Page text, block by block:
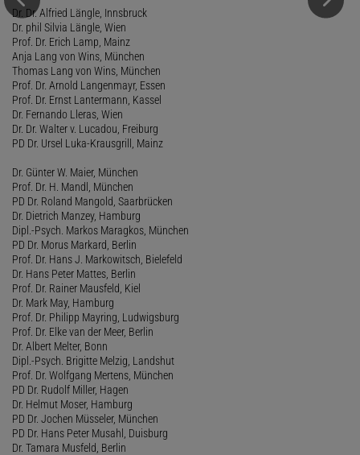
Dr. Dr. Alfried Längle, Innsbruck
Dr. phil Silvia Längle, Wien
Prof. Dr. Erich Lamp, Mainz
Anja Lang von Wins, München
Thomas Lang von Wins, München
Prof. Dr. Arnold Langenmayr, Essen
Prof. Dr. Ernst Lantermann, Kassel
Dr. Fernando Lleras, Wien
Dr. Dr. Walter v. Lucadou, Freiburg
PD Dr. Ursel Luka-Krausgrill, Mainz
Dr. Günter W. Maier, München
Prof. Dr. H. Mandl, München
PD Dr. Roland Mangold, Saarbrücken
Dr. Dietrich Manzey, Hamburg
Dipl.-Psych. Markos Maragkos, München
PD Dr. Morus Markard, Berlin
Prof. Dr. Hans J. Markowitsch, Bielefeld
Dr. Hans Peter Mattes, Berlin
Prof. Dr. Rainer Mausfeld, Kiel
Dr. Mark May, Hamburg
Prof. Dr. Philipp Mayring, Ludwigsburg
Prof. Dr. Elke van der Meer, Berlin
Dr. Albert Melter, Bonn
Dipl.-Psych. Brigitte Melzig, Landshut
Prof. Dr. Wolfgang Mertens, München
PD Dr. Rudolf Miller, Hagen
Dr. Helmut Moser, Hamburg
PD Dr. Jochen Müsseler, München
PD Dr. Hans Peter Musahl, Duisburg
Dr. Tamara Musfeld, Berlin